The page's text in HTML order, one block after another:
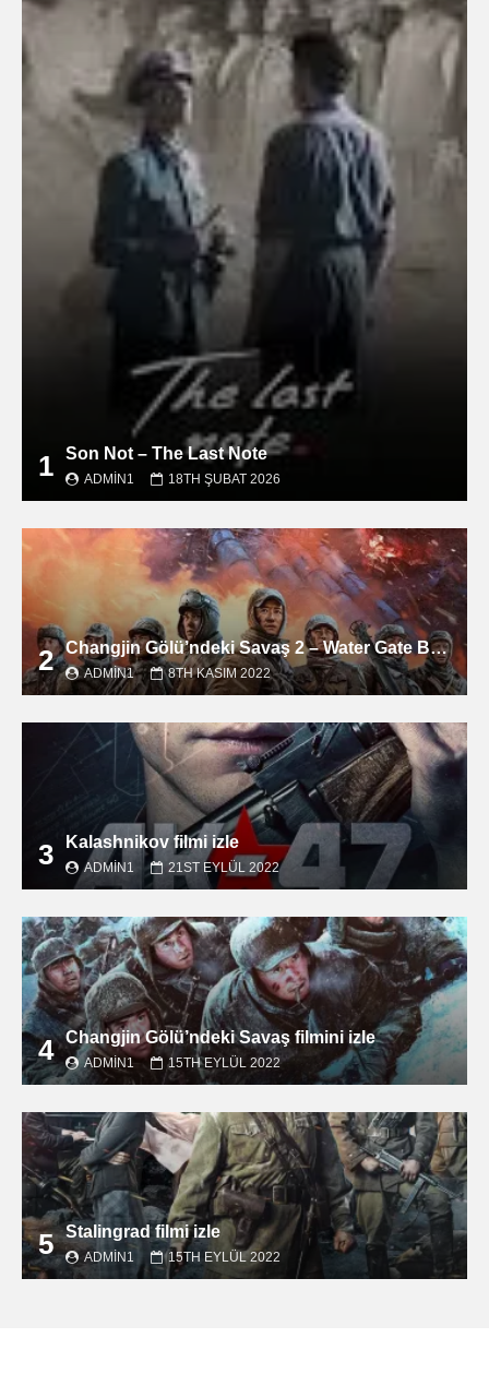
1 Son Not – The Last Note
ADMIN1 18TH ŞUBAT 2026
2 Changjin Gölü’ndeki Savaş 2 – Water Gate Bridge filmini izle
ADMIN1 8TH KASIM 2022
3 Kalashnikov filmi izle
ADMIN1 21ST EYLÜL 2022
4 Changjin Gölü’ndeki Savaş filmini izle
ADMIN1 15TH EYLÜL 2022
5 Stalingrad filmi izle
ADMIN1 15TH EYLÜL 2022